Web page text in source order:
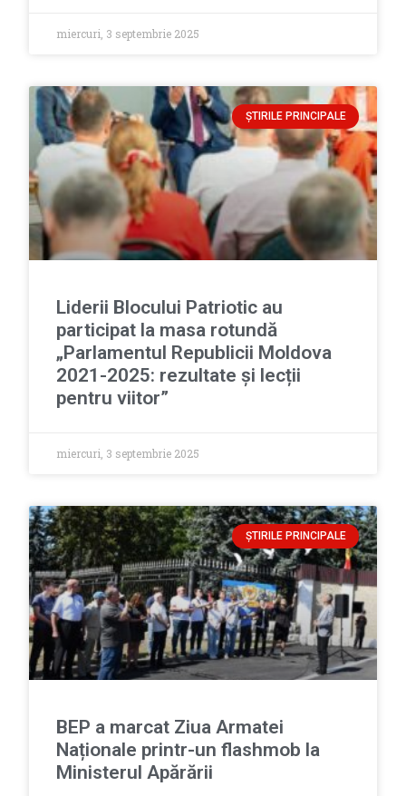
miercuri, 3 septembrie 2025
ȘTIRILE PRINCIPALE
Liderii Blocului Patriotic au
participat la masa rotundă
„Parlamentul Republicii Moldova
2021-2025: rezultate și lecții
pentru viitor”
miercuri, 3 septembrie 2025
ȘTIRILE PRINCIPALE
BEP a marcat Ziua Armatei
Naționale printr-un flashmob la
Ministerul Apărării